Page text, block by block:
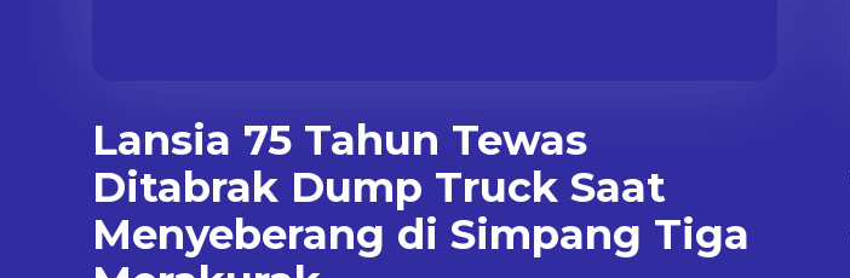
Lansia 75 Tahun Tewas
Ditabrak Dump Truck Saat
Menyeberang di Simpang Tiga